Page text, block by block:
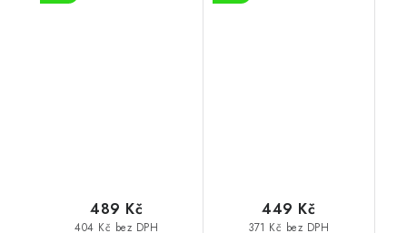
404 Kč bez DPH
489 Kč
371 Kč bez DPH
449 Kč